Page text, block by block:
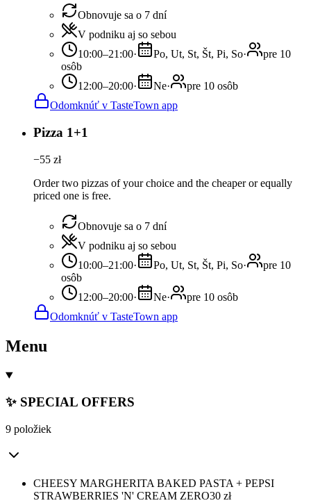
Obnovuje sa o 7 dní
V podniku aj so sebou
10:00–21:00· Po, Ut, St, Št, Pi, So·
pre 10
osôb
12:00–20:00· Ne·
pre 10 osôb
Odomknúť v TasteTown app
Pizza 1+1
−55 zł
Order two pizzas of your choice and the cheaper or equally
priced one is free.
Obnovuje sa o 7 dní
V podniku aj so sebou
10:00–21:00· Po, Ut, St, Št, Pi, So·
pre 10
osôb
12:00–20:00· Ne·
pre 10 osôb
Odomknúť v TasteTown app
Menu
✨ SPECIAL OFFERS
9 položiek
CHEESY MARGHERITA BAKED PASTA + PEPSI
STRAWBERRIES 'N' CREAM ZERO30 zł